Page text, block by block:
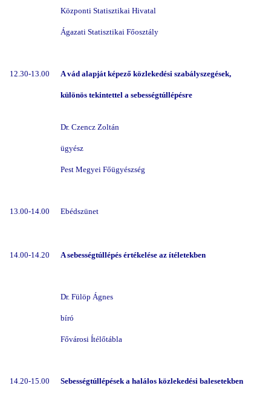
Központi Statisztikai Hivatal
Ágazati Statisztikai Főosztály
12.30-13.00 A vád alapját képező közlekedési szabályszegések,
különös tekintettel a sebességtúllépésre
Dr. Czencz Zoltán
ügyész
Pest Megyei Főügyészség
13.00-14.00 Ebédszünet
14.00-14.20 A sebességtúllépés értékelése az ítéletekben
Dr. Fülöp Ágnes
bíró
Fővárosi Ítélőtábla
14.20-15.00 Sebességtúllépések a halálos közlekedési balesetekben